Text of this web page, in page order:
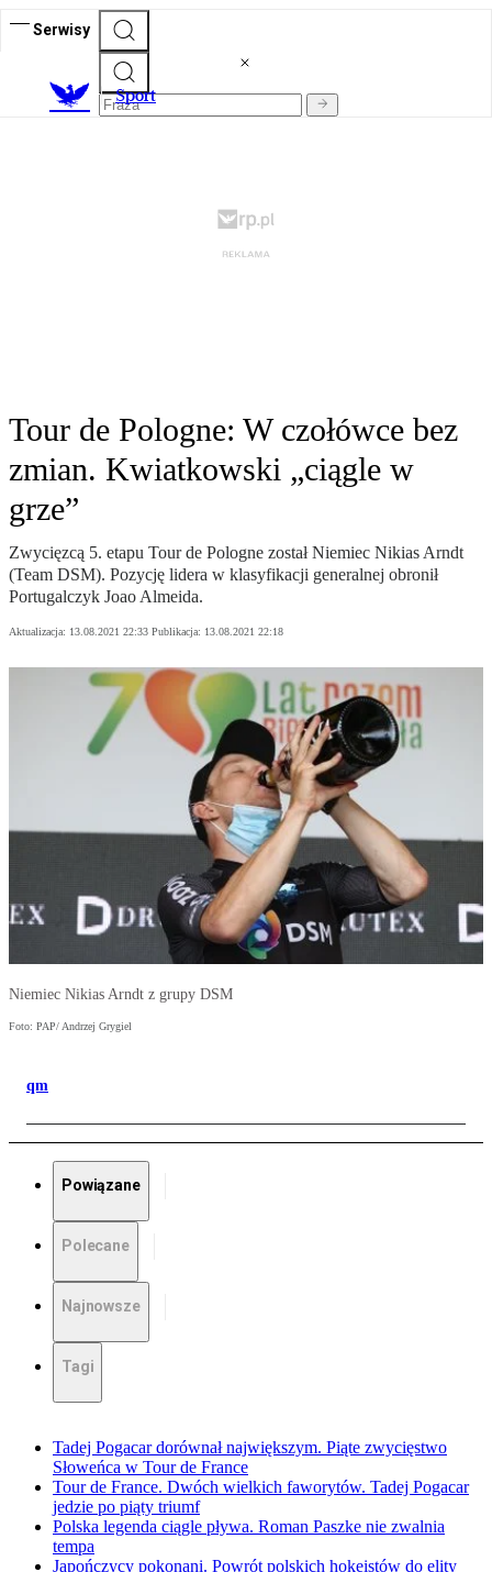
Serwisy
Sport
Tour de Pologne: W czołówce bez
zmian. Kwiatkowski „ciągle w
grze”
Zwycięzcą 5. etapu Tour de Pologne został Niemiec Nikias Arndt
(Team DSM). Pozycję lidera w klasyfikacji generalnej obronił
Portugalczyk Joao Almeida.
Aktualizacja: 13.08.2021 22:33 Publikacja: 13.08.2021 22:18
Niemiec Nikias Arndt z grupy DSM
Foto: PAP/ Andrzej Grygiel
qm
Powiązane
Polecane
Najnowsze
Tagi
Tadej Pogacar dorównał największym. Piąte zwycięstwo
Słoweńca w Tour de France
Tour de France. Dwóch wielkich faworytów. Tadej Pogacar
jedzie po piąty triumf
Polska legenda ciągle pływa. Roman Paszke nie zwalnia
tempa
Japończycy pokonani. Powrót polskich hokeistów do elity